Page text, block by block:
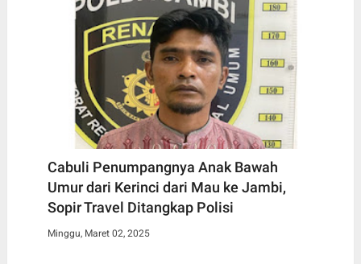
Cabuli Penumpangnya Anak Bawah
Umur dari Kerinci dari Mau ke Jambi,
Sopir Travel Ditangkap Polisi
Minggu, Maret 02, 2025